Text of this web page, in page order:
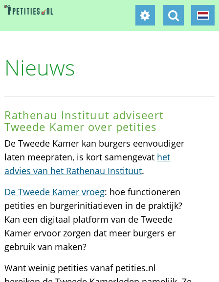
Nieuws
Rathenau Instituut adviseert
Tweede Kamer over petities
De Tweede Kamer kan burgers eenvoudiger
laten meepraten, is kort samengevat het
advies van het Rathenau Instituut.
De Tweede Kamer vroeg: hoe functioneren
petities en burgerinitiatieven in de praktijk?
Kan een digitaal platform van de Tweede
Kamer ervoor zorgen dat meer burgers er
gebruik van maken?
Want weinig petities vanaf petities.nl